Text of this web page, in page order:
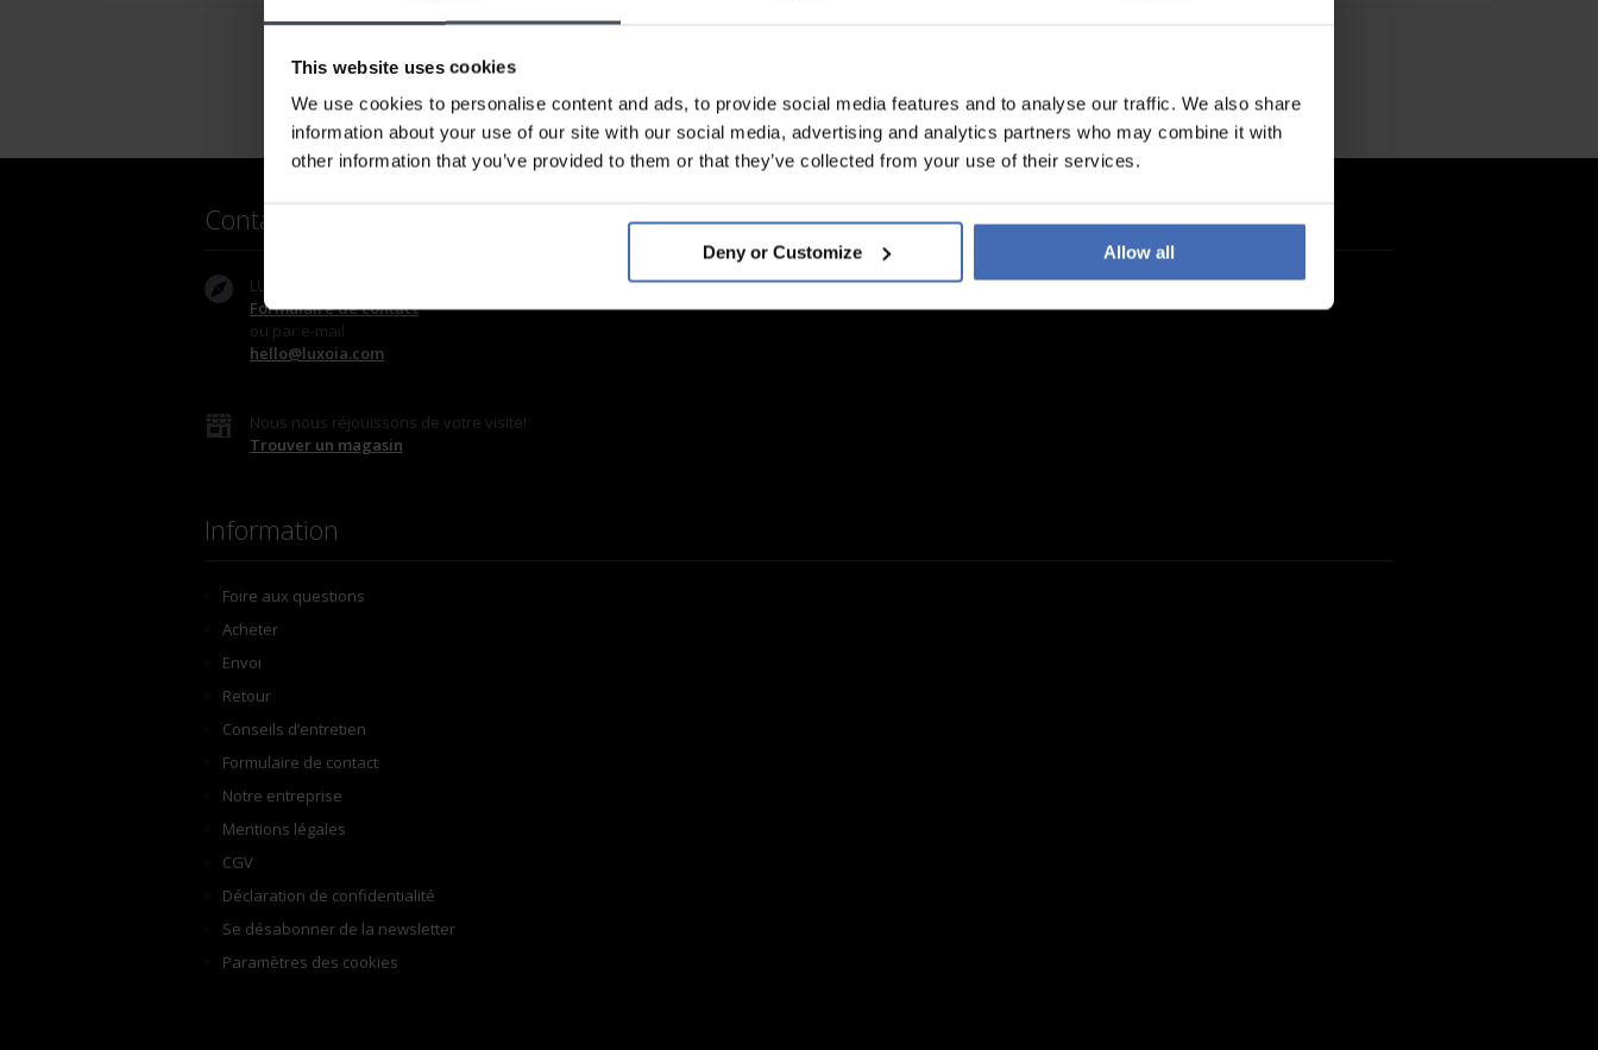
This website uses cookies
We use cookies to personalise content and ads, to provide social media features and to analyse our traffic. We also share
information about your use of our site with our social media, advertising and analytics partners who may combine it with
other information that you’ve provided to them or that they’ve collected from your use of their services.
Deny or Customize Allow all
Contact
LUXOIA Webshop AG
Formulaire de contact
ou par e-mail
hello@luxoia.com
Nous nous réjouissons de votre visite!
Trouver un magasin
Information
Foire aux questions
Acheter
Envoi
Retour
Conseils d’entretien
Formulaire de contact
Notre entreprise
Mentions légales
CGV
Déclaration de confidentialité
Se désabonner de la newsletter
Paramètres des cookies